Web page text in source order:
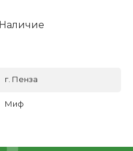
Наличие
г. Пенза
Миф